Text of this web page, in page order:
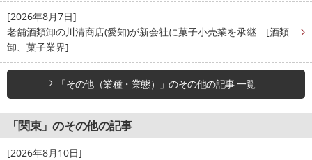
[2026年8月7日]
老舗酒類卸の川清商店(愛知)が新会社に菓子小売業を承継 [酒類
卸、菓子業界]
「その他（業種・業態）」のその他の記事 一覧
「関東」のその他の記事
[2026年8月10日]